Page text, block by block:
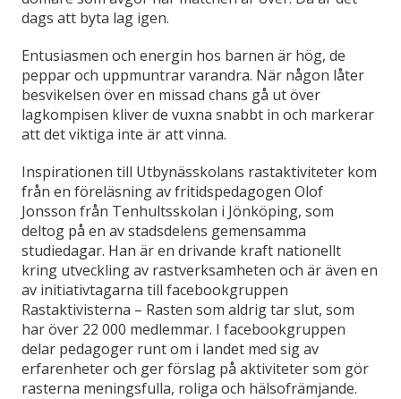
dags att byta lag igen.
Entusiasmen och energin hos barnen är hög, de
peppar och uppmuntrar varandra. När någon låter
besvikelsen över en missad chans gå ut över
lagkompisen kliver de vuxna snabbt in och markerar
att det viktiga inte är att vinna.
Inspirationen till Utbynässkolans rastaktiviteter kom
från en föreläsning av fritidspedagogen Olof
Jonsson från Tenhultsskolan i Jönköping, som
deltog på en av stadsdelens gemensamma
studiedagar. Han är en drivande kraft nationellt
kring utveckling av rastverksamheten och är även en
av initiativtagarna till facebookgruppen
Rastaktivisterna – Rasten som aldrig tar slut, som
har över 22 000 medlemmar. I facebookgruppen
delar pedagoger runt om i landet med sig av
erfarenheter och ger förslag på aktiviteter som gör
rasterna meningsfulla, roliga och hälsofrämjande.